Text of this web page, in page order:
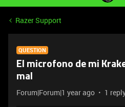
Razer Support
QUESTION
El microfono de mi
mal
Forum|Forum|1 year ago 1